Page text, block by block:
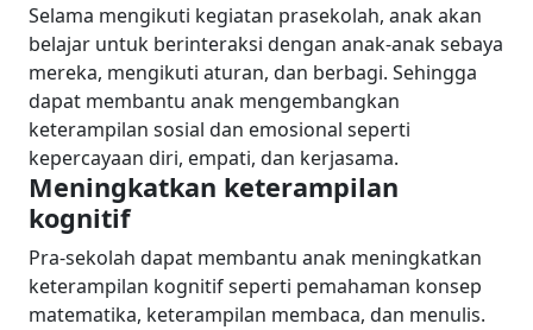
Selama mengikuti kegiatan prasekolah, anak akan
belajar untuk berinteraksi dengan anak-anak sebaya
mereka, mengikuti aturan, dan berbagi. Sehingga
dapat membantu anak mengembangkan
keterampilan sosial dan emosional seperti
kepercayaan diri, empati, dan kerjasama.
Meningkatkan keterampilan
kognitif
Pra-sekolah dapat membantu anak meningkatkan
keterampilan kognitif seperti pemahaman konsep
matematika, keterampilan membaca, dan menulis.